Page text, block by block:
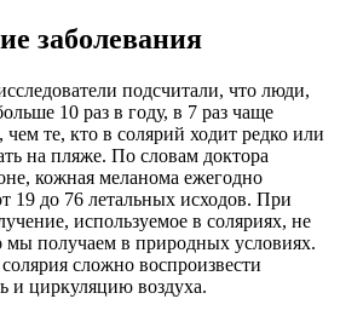
заболевания
подсчитали, что люди,
10 раз в году, в 7 раз чаще
те, кто в солярий ходит редко или
на пляже. По словам доктора
кожная меланома ежегодно
19 до 76 летальных исходов. При
используемое в соляриях, не
мы получаем в природных условиях.
сложно воспроизвести
и циркуляцию воздуха.